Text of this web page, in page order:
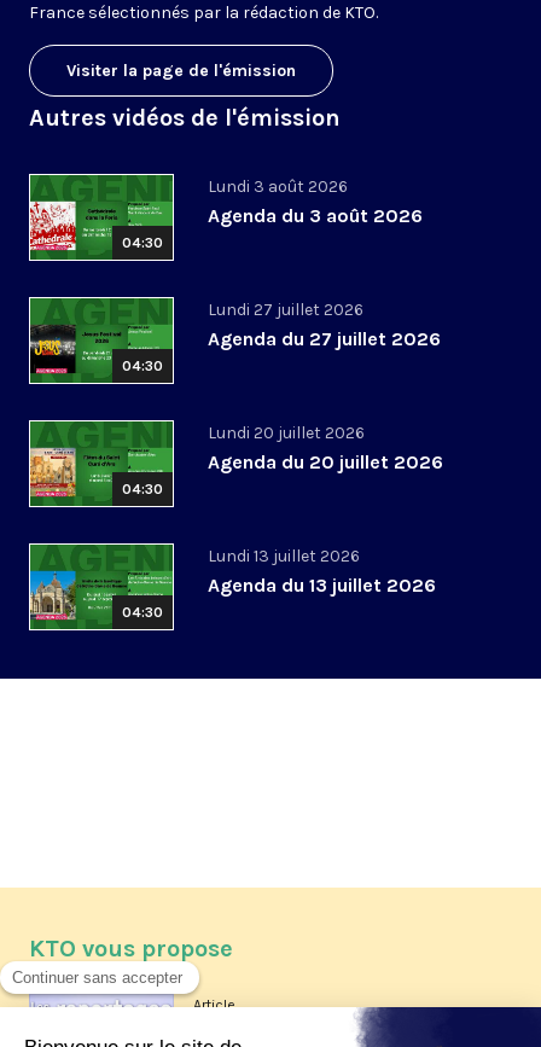
France sélectionnés par la rédaction de KTO.
Visiter la page de l'émission
Autres vidéos de l'émission
04:30
Lundi 3 août 2026
Agenda du 3 août 2026
04:30
Lundi 27 juillet 2026
Agenda du 27 juillet 2026
04:30
Lundi 20 juillet 2026
Agenda du 20 juillet 2026
04:30
Lundi 13 juillet 2026
Agenda du 13 juillet 2026
KTO vous propose
Article
Les reportages d'été 2026 de KTO